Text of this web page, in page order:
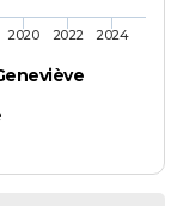
2020 2022 2024